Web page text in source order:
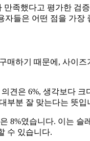
족했다고 평가한
자들은 어떤 점을 가장
하기 때문에, 사이
은 6%, 생각보다
부분 잘 맞는다는 뜻입
8%였습니다. 이는
수 있습니다.